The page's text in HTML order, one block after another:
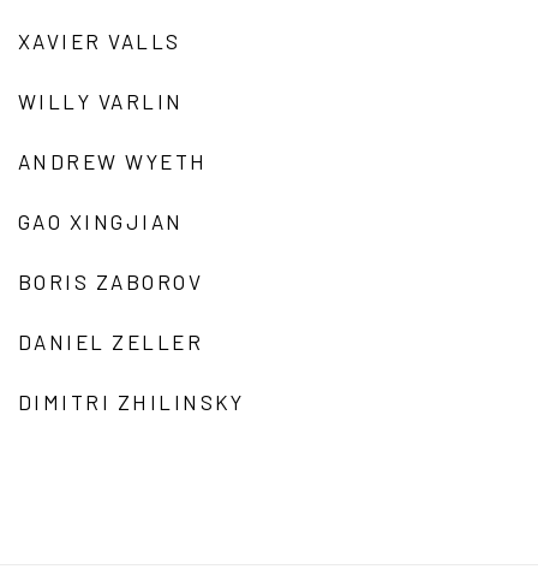
XAVIER VALLS
WILLY VARLIN
ANDREW WYETH
GAO XINGJIAN
BORIS ZABOROV
DANIEL ZELLER
DIMITRI ZHILINSKY